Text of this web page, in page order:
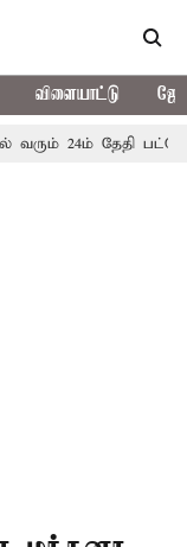
விளையாட்டு
24ம் தேதி பட்ஜெட்